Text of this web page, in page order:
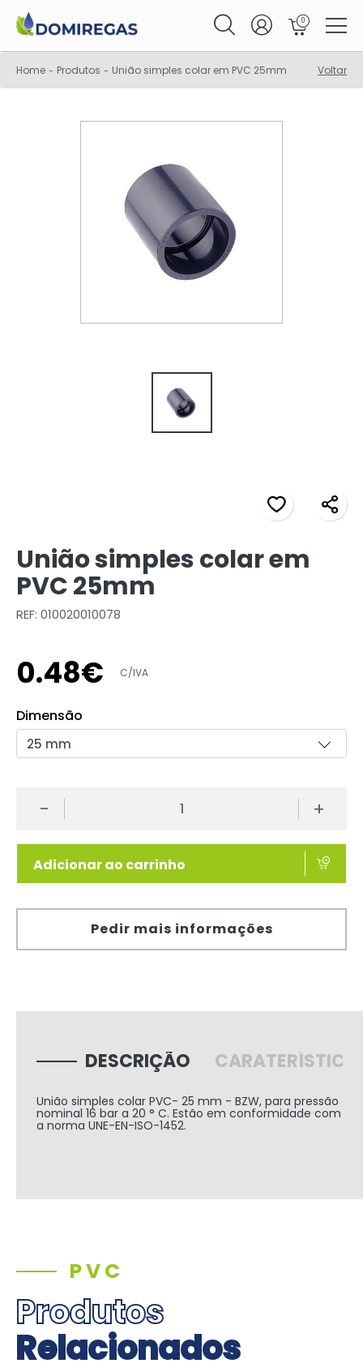
0
Home - Produtos - União simples colar em PVC 25mm Voltar
União simples colar em
PVC 25mm
REF: 010020010078
0.48€ C/IVA
Dimensão
- +
Adicionar ao carrinho
Pedir mais informações
DESCRIÇÃO
União simples colar PVC- 25 mm - BZW, para pressão
nominal 16 bar a 20 ° C. Estão em conformidade com
a norma UNE-EN-ISO-1452.
PVC
Produtos
Relacionados